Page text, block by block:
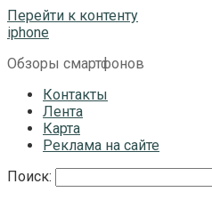
Перейти к контенту
iphone
Обзоры смартфонов
Контакты
Лента
Карта
Реклама на сайте
Поиск: